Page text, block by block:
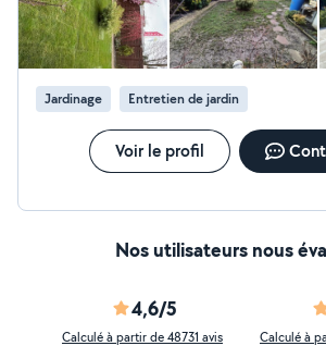
Jardinage Entretien de jardin
Voir le profil
Nos utilisateurs nous
4,6/5
Calculé à partir de 48731 avis Calculé à